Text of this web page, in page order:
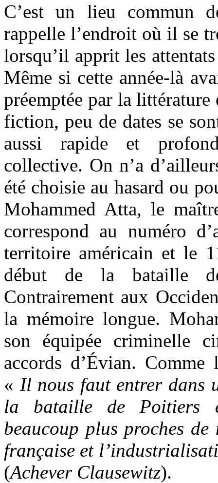
C’est un lieu commun
rappelle l’endroit où il se
lorsqu’il apprit les
Même si cette année-là
préemptée par la littérature
fiction, peu de dates se
aussi rapide et
collective. On n’a
été choisie au hasard ou
Mohammed Atta, le
correspond au numéro
territoire américain et le
début de la bataille
Contrairement aux
la mémoire longue.
son équipée criminelle
accords d’Évian.
« Il nous faut entrer dans
la bataille de Poitiers
beaucoup plus proches
française et
(Achever Clausewitz).